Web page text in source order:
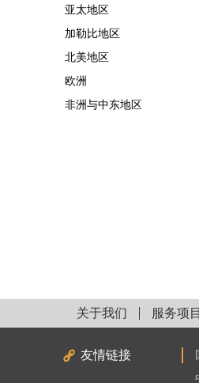
亚太地区
加勒比地区
北美地区
欧洲
非洲与中东地区
关于我们 服务项目
友情链接